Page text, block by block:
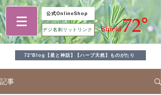
公式OnlineShop
デジ名刺リットリンク
72°Blog【星と神話】【ハーブ天然】ものがたり
記事